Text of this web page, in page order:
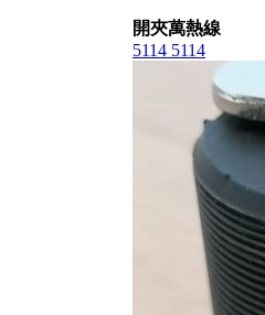
開夾萬熱線
5114 5114